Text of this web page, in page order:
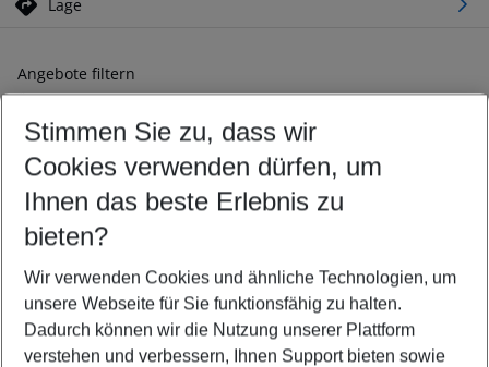
Lage
Angebote filtern
Ändern Sie Ihre Kriterien nach Ihren Wünschen
Abflughafen wählen
Beliebiger Abflughafen
Reisezeitraum wählen
10.08.26– 08.08.27 5-8 Nächte
2 Erwachsene Keine Kinder
Mehr Filter anzeigen
Stimmen Sie zu, dass wir
Cookies verwenden dürfen, um
Ihnen das beste Erlebnis zu
bieten?
Wir verwenden Cookies und ähnliche Technologien, um
unsere Webseite für Sie funktionsfähig zu halten.
Dadurch können wir die Nutzung unserer Plattform
verstehen und verbessern, Ihnen Support bieten sowie